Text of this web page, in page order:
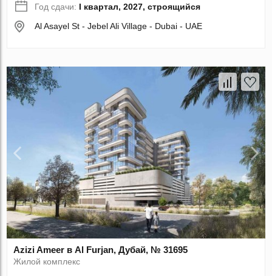
Год сдачи: I квартал, 2027, строящийся
Al Asayel St - Jebel Ali Village - Dubai - UAE
Azizi Ameer в Al Furjan, Дубай, № 31695
Жилой комплекс